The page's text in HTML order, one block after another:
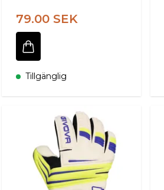
79.00 SEK
Tillgänglig